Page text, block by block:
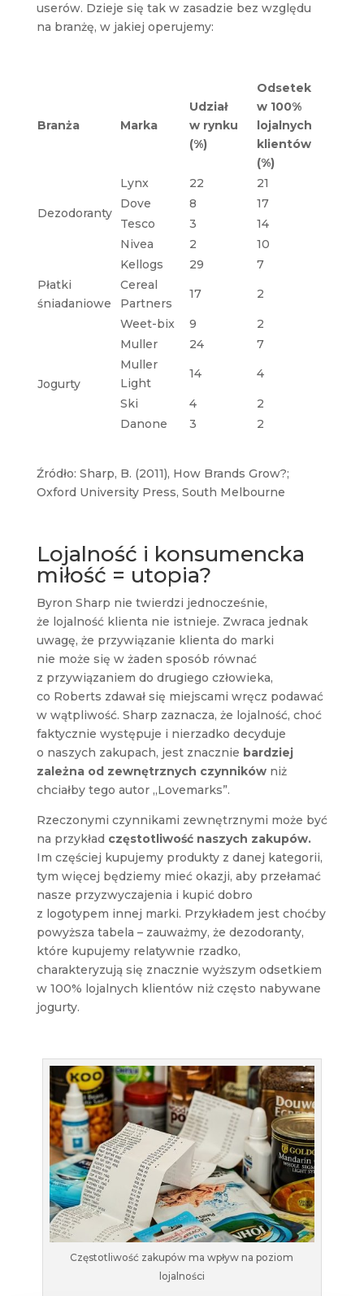
userów. Dzieje się tak w zasadzie bez względu
na branżę, w jakiej operujemy:
Branża Marka
Udział
w rynku
(%)
Odsetek
w 100%
lojalnych
klientów
(%)
Dezodoranty
Lynx 22
21
Dove
8
17
Tesco
3
14
Nivea
2 10
Płatki
śniadaniowe
Kellogs 29
7
Cereal
Partners
17 2
Weet-bix 9 2
Jogurty
Muller 24
7
Muller
Light
14 4
Ski 4
2
Danone
3 2
Źródło: Sharp, B. (2011), How Brands Grow?;
Oxford University Press, South Melbourne
Lojalność i konsumencka
miłość = utopia?
Byron Sharp nie twierdzi jednocześnie,
że lojalność klienta nie istnieje. Zwraca jednak
uwagę, że przywiązanie klienta do marki
nie może się w żaden sposób równać
z przywiązaniem do drugiego człowieka,
co Roberts zdawał się miejscami wręcz podawać
w wątpliwość. Sharp zaznacza, że lojalność, choć
faktycznie występuje i nierzadko decyduje
o naszych zakupach, jest znacznie bardziej
zależna od zewnętrznych czynnikówniż
chciałby tego autor „Lovemarks”.
Rzeczonymi czynnikami zewnętrznymi może być
na przykład częstotliwość naszych zakupów.
Im częściej kupujemy produkty z danej kategorii,
tym więcej będziemy mieć okazji, aby przełamać
nasze przyzwyczajenia i kupić dobro
z logotypem innej marki. Przykładem jest choćby
powyższa tabela – zauważmy, że dezodoranty,
które kupujemy relatywnie rzadko,
charakteryzują się znacznie wyższym odsetkiem
w 100% lojalnych klientów niż często nabywane
jogurty.
Częstotliwość zakupów ma wpływ na poziom
lojalności